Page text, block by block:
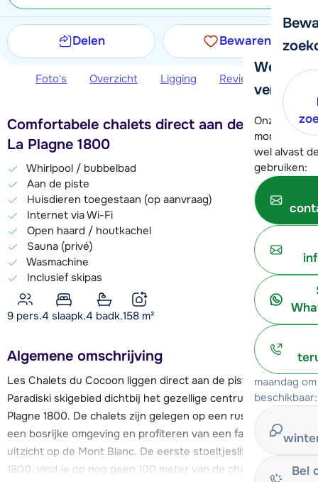
We
verder!
Onze
moment
wel alvast
gebruiken:
maandag
beschikbaar:
Bel
Delen Bewaren
Foto's Overzicht Ligging Reviews
Comfortabele chalets direct aan de piste in
La Plagne 1800
Whirlpool / bubbelbad
Aan de piste
Huisdieren toegestaan (op aanvraag)
Internet via Wi-Fi
Open haard / houtkachel
Sauna (privé)
Wasmachine
Inclusief skipas
9 pers.4 slaapk.4 badk.158 m²
Algemene omschrijving
Les Chalets du Cocoon liggen direct aan de piste in het
Paradiski skigebied dichtbij het gezellige centrum van La
Plagne 1800. De chalets zijn gelegen op een rustige plek in
een bosrijke omgeving en profiteren van een fantastisch vrij
uitzicht op de Mont Blanc. De eerste stoeltjeslift, Plagne
1800, vind je op nog geen 100 meter van de chalets, via de